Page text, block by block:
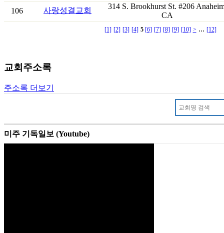
106 사랑성결교회
314 S. Brookhurst St. #206
CA
[1] [2] [3] [4] 5 [6] [7] [8] [9] [10] > ... [12]
교회주소록
주소록 더보기
미주 기독일보 (Youtube)